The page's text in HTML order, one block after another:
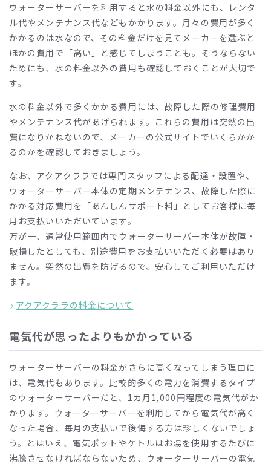
ウォーターサーバーを利用すると水の料金以外にも、レンタ
ル代やメンテナンス代などもかかります。月々の費用が多く
かかるのは水なので、その料金だけを見てメーカーを選ぶと
ほかの費用で「高い」と感じてしまうことも。そうならない
ためにも、水の料金以外の費用も確認しておくことが大切で
す。
水の料金以外で多くかかる費用には、故障した際の修理費用
やメンテナンス代があげられます。これらの費用は突然の出
費になりかねないので、メーカーの公式サイトでいくらかか
るのかを確認しておきましょう。
なお、アクアクララでは専門スタッフによる配達・設置や、
ウォーターサーバー本体の定期メンテナンス、故障した際に
かかる対応費用を「あんしんサポート料」としてお客様に毎
月お支払いいただいています。
万が一、通常使用範囲内でウォーターサーバー本体が故障・
破損したとしても、別途費用をお支払いいただく必要はあり
ません。突然の出費を防げるので、安心してご利用いただけ
ます。
アクアクララの料金について
電気代が思ったよりもかかっている
ウォーターサーバーの料金がさらに高くなってしまう理由に
は、電気代もあります。比較的多くの電力を消費するタイプ
のウォーターサーバーだと、 1 カ月 1,000 円程度の電気代がか
かります。ウォーターサーバーを利用してから電気代が高く
なった場合、毎月の支払いで後悔する方は珍しくないでしょ
う。とはいえ、電気ポットやケトルはお湯を使用するたびに
沸騰させなければならないため、ウォーターサーバーの電気